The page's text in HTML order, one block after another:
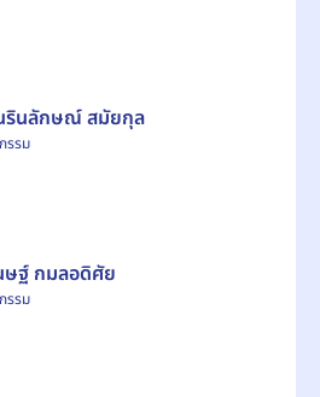
นลักษณ์ สมัยกุล
รรม
ษฐ์ กมลอดิศัย
รรม